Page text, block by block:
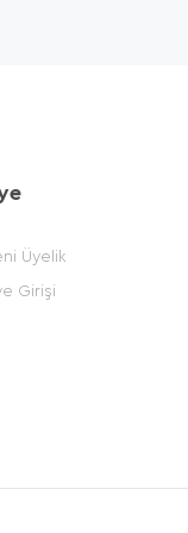
Üyelik
Girişi